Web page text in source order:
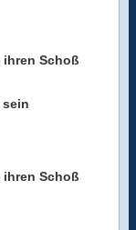
Schoß
Schoß